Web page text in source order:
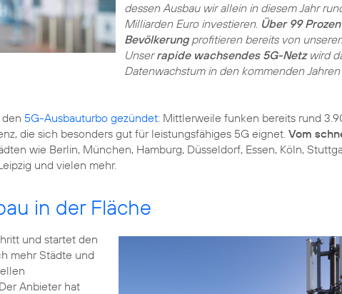
dessen Ausbau wir allein in diesem Jahr
Milliarden Euro investieren. Über 99
Bevölkerungprofitieren bereits von
Unserrapide wachsendes 5G-Netzwird
Datenwachstum in den kommenden
den 5G-Ausbauturbo gezündet: Mittlerweile funken bereits rund
die sich besonders gut für leistungsfähiges 5G eignet. Vom
wie Berlin, München, Hamburg, Düsseldorf, Essen, Köln,
und vielen mehr.
in der Fläche
und startet den
mehr Städte und
Anbieter hat